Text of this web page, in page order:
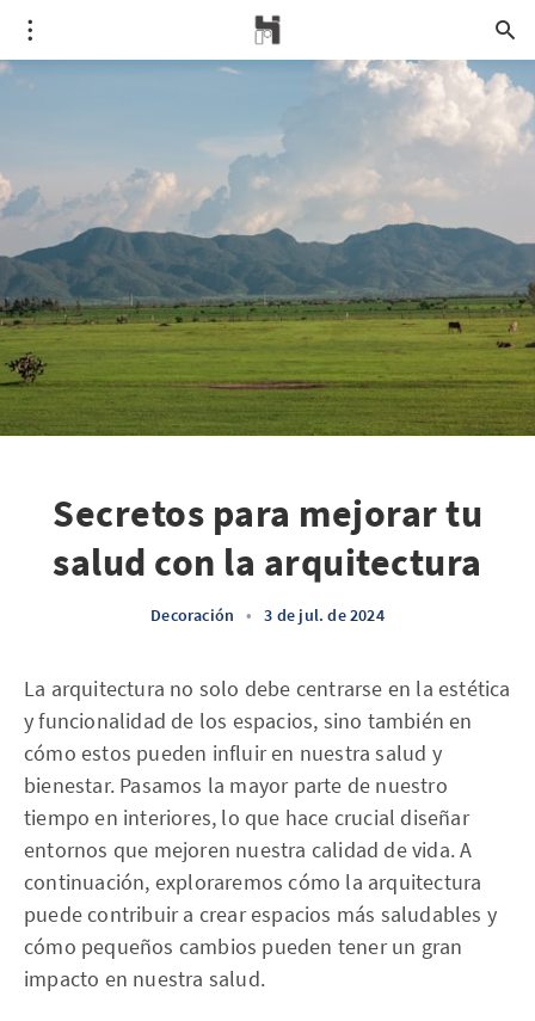
Secretos para mejorar tu
salud con la arquitectura
Decoración • 3 de jul. de 2024
La arquitectura no solo debe centrarse en la estética
y funcionalidad de los espacios, sino también en
cómo estos pueden influir en nuestra salud y
bienestar. Pasamos la mayor parte de nuestro
tiempo en interiores, lo que hace crucial diseñar
entornos que mejoren nuestra calidad de vida. A
continuación, exploraremos cómo la arquitectura
puede contribuir a crear espacios más saludables y
cómo pequeños cambios pueden tener un gran
impacto en nuestra salud.